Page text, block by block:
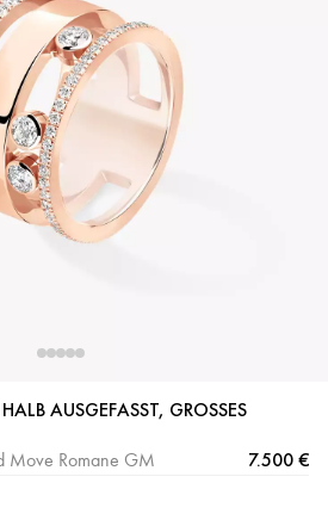
AUSGEFASST, GROSSES M
Move Romane GM 7.500 €